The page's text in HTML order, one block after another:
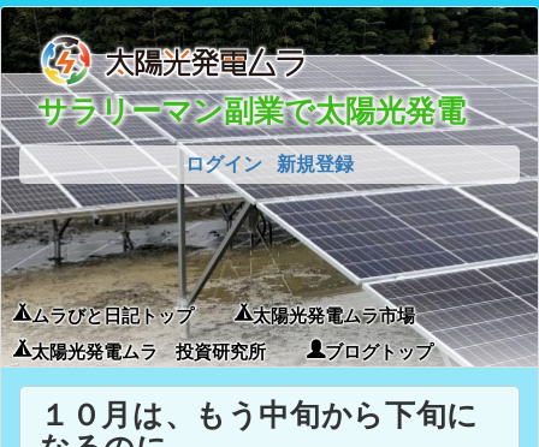
サラリーマン副業で太陽光発電
ログイン 新規登録
ムラびと日記トップ
太陽光発電ムラ市場
太陽光発電ムラ 投資研究所
ブログトップ
１０月は、もう中旬から下旬に